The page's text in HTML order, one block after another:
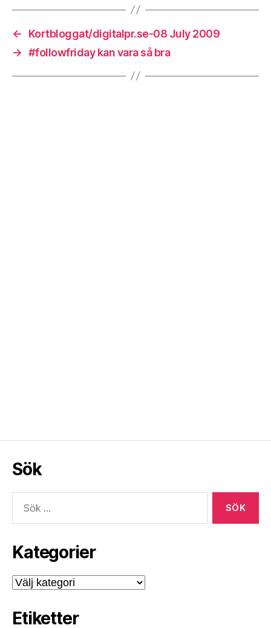
←
Kortbloggat/digitalpr.se-08 July 2009
→ #followfriday kan vara så bra
Sök
efter:
Kategorier
Kategorier
Etiketter